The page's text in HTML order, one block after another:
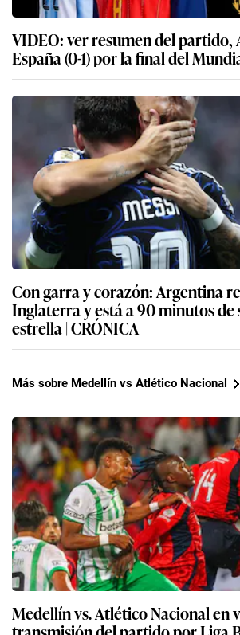
VIDEO: ver resumen del partido,
España (0-1) por la final del
Con garra y corazón: Argentina
Inglaterra y está a 90 minutos de
estrella | CRÓNICA
Más sobre Medellín vs Atlético Nacional
Medellín vs. Atlético Nacional en